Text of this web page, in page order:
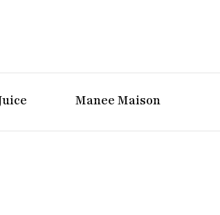
องประดับผู้หญิง จิวเวลรี จันทบุรี
Manee Maison